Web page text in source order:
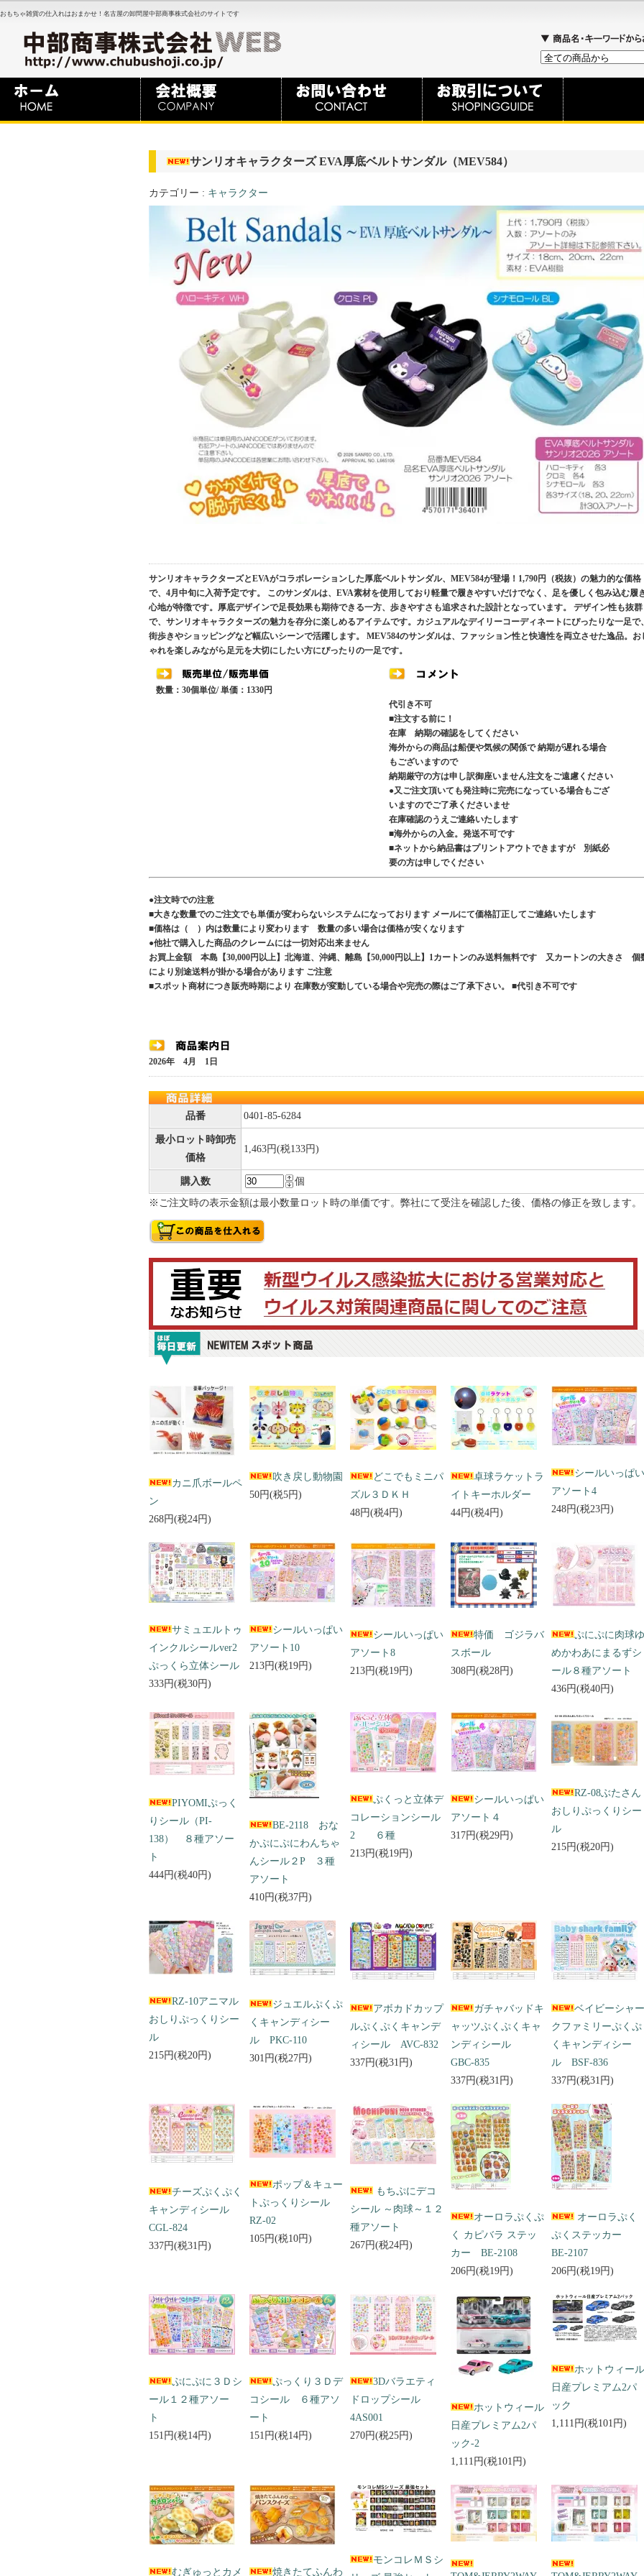
おもちゃ雑貨の仕入れはおまかせ！名古屋の卸問屋中部商事株式会社のサイトです
サンリオキャラクターズ EVA厚底ベルトサンダル（MEV584）
カテゴリー : キャラクター
サンリオキャラクターズとEVAがコラボレーションした厚底ベルトサンダル、MEV584が登場！1,790円（税抜）の魅力的な価格
で、4月中旬に入荷予定です。 このサンダルは、EVA素材を使用しており軽量で履きやすいだけでなく、足を優しく包み込む履
心地が特徴です。厚底デザインで足長効果も期待できる一方、歩きやすさも追求された設計となっています。 デザイン性も抜群
で、サンリオキャラクターズの魅力を存分に楽しめるアイテムです。カジュアルなデイリーコーディネートにぴったりな一足で
街歩きやショッピングなど幅広いシーンで活躍します。 MEV584のサンダルは、ファッション性と快適性を両立させた逸品。お
ゃれを楽しみながら足元を大切にしたい方にぴったりの一足です。
数量：30個単位/ 単価：1330円
代引き不可
■注文する前に！
在庫 納期の確認をしてください
海外からの商品は船便や気候の関係で 納期が遅れる場合
もございますので
納期厳守の方は申し訳御座いません注文をご遠慮ください
●又ご注文頂いても発注時に完売になっている場合もござ
いますのでご了承くださいませ
在庫確認のうえご連絡いたします
■海外からの入金。発送不可です
■ネットから納品書はプリントアウトできますが 別紙必
要の方は申しでください
●注文時での注意
■大きな数量でのご注文でも単価が変わらないシステムになっております メールにて価格訂正してご連絡いたします
■価格は（ ）内は数量により変わります 数量の多い場合は価格が安くなります
●他社で購入した商品のクレームには一切対応出来ません
お買上金額 本島【30,000円以上】北海道、沖縄、離島【50,000円以上】1カートンのみ送料無料です 又カートンの大きさ 個
により別途送料が掛かる場合があります ご注意
■スポット商材につき販売時期により 在庫数が変動している場合や完売の際はご了承下さい。 ■代引き不可です
2026年 4月 1日
品番 0401-85-6284
最小ロット時卸売
価格
1,463円(税133円)
購入数
個
※ご注文時の表示金額は最小数量ロット時の単価です。弊社にて受注を確認した後、価格の修正を致します。
カニ爪ボールペ
ン
268円(税24円)
吹き戻し動物園
50円(税5円)
どこでもミニパ
ズル３ＤＫＨ
48円(税4円)
卓球ラケットラ
イトキーホルダー
44円(税4円)
シールいっぱい
アソート4
248円(税23円)
サミュエルトゥ
インクルシールver2
ぷっくら立体シール
333円(税30円)
シールいっぱい
アソート10
213円(税19円)
シールいっぱい
アソート8
213円(税19円)
特価 ゴジラバ
スボール
308円(税28円)
ぷにぷに肉球ゆ
めかわあにまるずシ
ール８種アソート
436円(税40円)
PIYOMIぷっく
りシール（PI-
138） ８種アソー
ト
444円(税40円)
BE-2118 おな
かぷにぷにわんちゃ
んシール２P ３種
アソート
410円(税37円)
ぷくっと立体デ
コレーションシール
2 ６種
213円(税19円)
シールいっぱい
アソート４
317円(税29円)
RZ-08ぶたさん
おしりぷっくりシー
ル
215円(税20円)
RZ-10アニマル
おしりぷっくりシー
ル
215円(税20円)
ジュエルぷくぷ
くキャンディシー
ル PKC-110
301円(税27円)
アボカドカップ
ルぷくぷくキャンデ
ィシール AVC-832
337円(税31円)
ガチャバッドキ
ャッツぷくぷくキャ
ンディシール
GBC-835
337円(税31円)
ベイビーシャー
クファミリーぷくぷ
くキャンディシー
ル BSF-836
337円(税31円)
チーズぷくぷく
キャンディシール
CGL-824
337円(税31円)
ポップ＆キュー
トぷっくりシール
RZ-02
105円(税10円)
もちぷにデコ
シール ～肉球～１２
種アソート
267円(税24円)
オーロラぷくぷ
く カピバラ ステッ
カー BE-2108
206円(税19円)
オーロラぷく
ぷくステッカー
BE-2107
206円(税19円)
ぷにぷに３Ｄシ
ール１２種アソー
ト
151円(税14円)
ぷっくり３Ｄデ
コシール ６種アソ
ート
151円(税14円)
3Dバラエティ
ドロップシール
4AS001
270円(税25円)
ホットウィール
日産プレミアム2パ
ック-2
1,111円(税101円)
ホットウィール
日産プレミアム2パ
ック
1,111円(税101円)
むぎゅっとカメ 焼きたてふんわ
モンコレＭＳシ